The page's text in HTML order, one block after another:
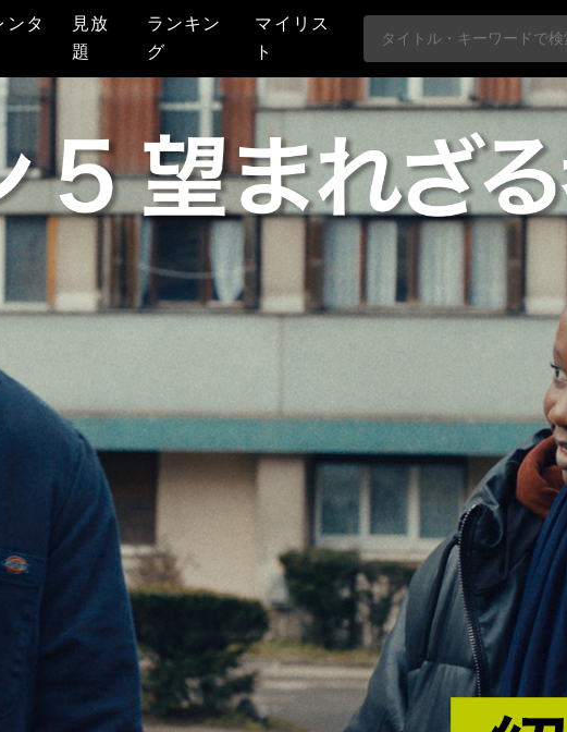
ンタ
見放
題
ランキン
グ
マイリス
ト